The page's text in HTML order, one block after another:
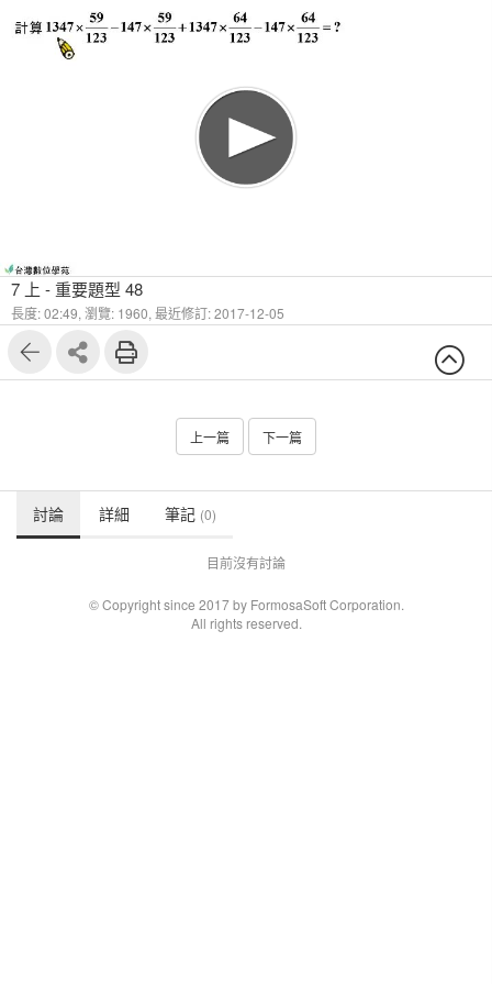
7 上 - 重要題型 48
長度: 02:49, 瀏覽: 1960, 最近修訂: 2017-12-05
上一篇 下一篇
討論 詳細 筆記 (0)
目前沒有討論
© Copyright since 2017 by FormosaSoft Corporation.
All rights reserved.